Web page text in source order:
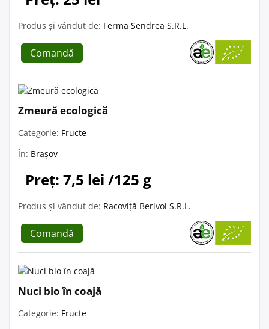
Produs și vândut de: Ferma Sendrea S.R.L.
Comandă
Zmeură ecologică
Categorie: Fructe
În: Brașov
Preț: 7,5 lei /125 g
Produs și vândut de: Racoviță Berivoi S.R.L.
Comandă
Nuci bio în coajă
Categorie: Fructe